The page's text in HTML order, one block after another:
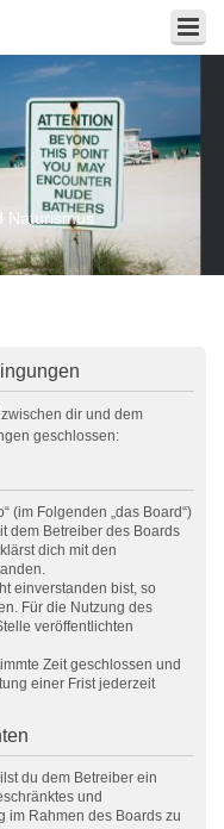
Naturismus
zwischen dir und dem
geschlossen:
(im Folgenden „das Board“)
dem Betreiber des Boards
dich mit den
einverstanden bist, so
Für die Nutzung des
veröffentlichten
Zeit geschlossen und
einer Frist jederzeit
du dem Betreiber ein
und
im Rahmen des Boards zu